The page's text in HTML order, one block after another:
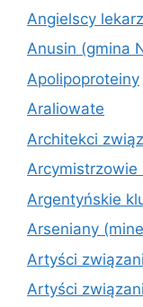
Angielscy
Anusin (gmina
Apolipoproteiny
Araliowate
Architekci
Arcymistrzowie
Argentyńskie
Arseniany
Artyści
Artyści